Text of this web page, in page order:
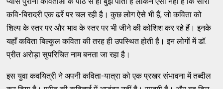
कवि-बिरादरी एक ढर्रे पर चल रही है। कुछ लोग ऐसे भी हैं, जो कविता को
शिल्प के स्तर पर और भाव के स्तर पर भी जीने की कोशिश कर रहे हैं। इनके
यहाँ कविता बिल्कुल कविता की तरह ही उपस्थित होती है। इन लोगों में डॉ.
प्रीत अरोड़ा सुपरिचित नाम बनता जा रहा है।
इस युवा कवयित्री ने अपनी कविता-यात्रा को एक प्रखर संभावना में तब्दील